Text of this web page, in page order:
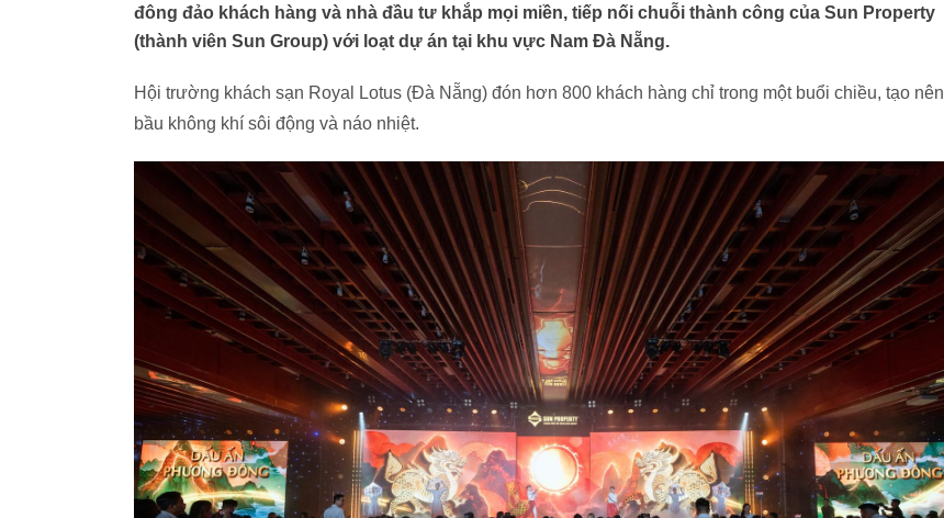
đông đảo khách hàng và nhà đầu tư khắp mọi miền, tiếp nối chuỗi thành công của Sun Property
(thành viên Sun Group) với loạt dự án tại khu vực Nam Đà Nẵng.
Hội trường khách sạn Royal Lotus (Đà Nẵng) đón hơn 800 khách hàng chỉ trong một buổi chiều, tạo nên
bầu không khí sôi động và náo nhiệt.